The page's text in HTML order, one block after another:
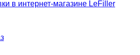
в интернет-магазине LeFiller